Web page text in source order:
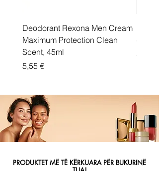
Deodorant Rexona Men Cream
Maximum Protection Clean
Scent, 45ml
Price
5,55 €
Price
5,55 €
PRODUKTET MË TË KËRKUARA PËR BUKURINË